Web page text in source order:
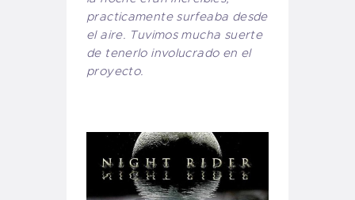
practicamente surfeaba desde
el aire. Tuvimos mucha suerte
de tenerlo involucrado en el
proyecto.